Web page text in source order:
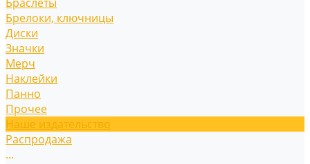
Брелоки, ключницы
Диски
Значки
Мерч
Наклейки
Панно
Прочее
Наше издательство
Распродажа
...